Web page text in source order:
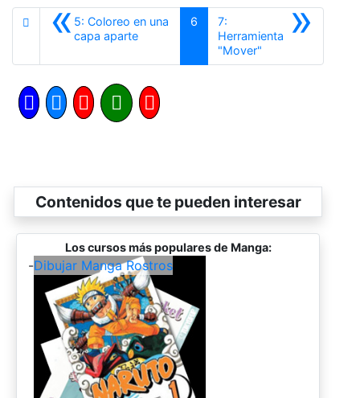
«5: Coloreo en una
capa aparteAnterior
6 »
7:
Herramienta
"Mover"Siguiente
Contenidos que te pueden interesar
Los cursos más populares de Manga:
-Dibujar Manga Rostros